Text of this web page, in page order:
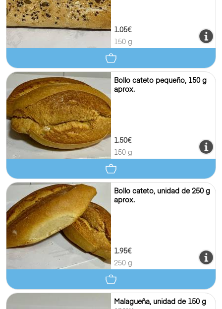
1.05€
150 g
Bollo cateto pequeño, 150 g
aprox.
1.50€
150 g
Bollo cateto, unidad de 250 g
aprox.
1.95€
250 g
Malagueña, unidad de 150 g